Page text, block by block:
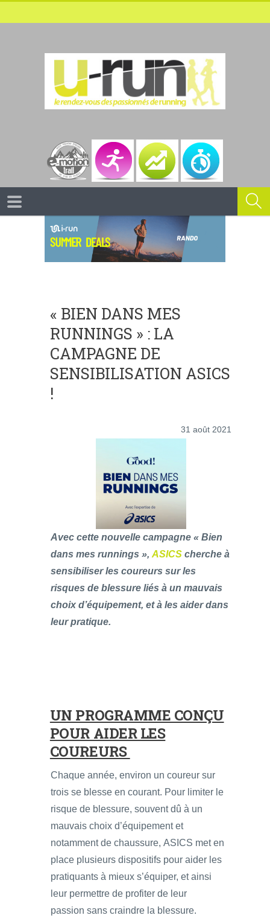
« BIEN DANS MES
RUNNINGS » : LA
CAMPAGNE DE
SENSIBILISATION ASICS
!
31 août 2021
Avec cette nouvelle campagne « Bien
dans mes runnings », ASICS cherche à
sensibiliser les coureurs sur les
risques de blessure liés à un mauvais
choix d’équipement, et à les aider dans
leur pratique.
UN PROGRAMME CONÇU
POUR AIDER LES
COUREURS
Chaque année, environ un coureur sur
trois se blesse en courant. Pour limiter le
risque de blessure, souvent dû à un
mauvais choix d’équipement et
notamment de chaussure, ASICS met en
place plusieurs dispositifs pour aider les
pratiquants à mieux s’équiper, et ainsi
leur permettre de profiter de leur
passion sans craindre la blessure.